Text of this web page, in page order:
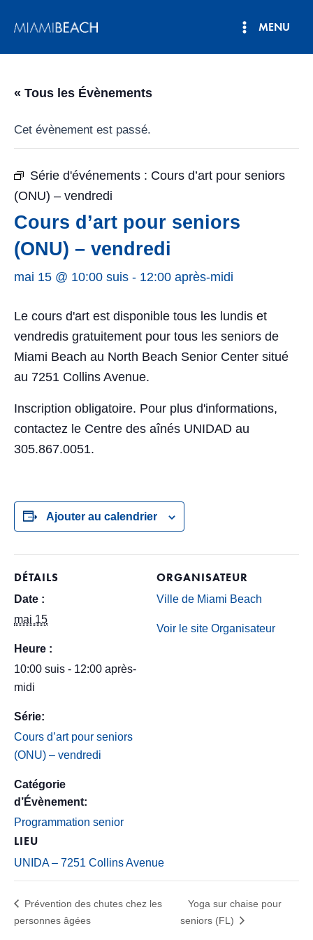
MENU
« Tous les Évènements
Cet évènement est passé.
Série d'événements : Cours d’art pour seniors
(ONU) – vendredi
Cours d’art pour seniors
(ONU) – vendredi
mai 15 @ 10:00 suis - 12:00 après-midi
Le cours d'art est disponible tous les lundis et
vendredis gratuitement pour tous les seniors de
Miami Beach au North Beach Senior Center situé
au 7251 Collins Avenue.
Inscription obligatoire. Pour plus d'informations,
contactez le Centre des aînés UNIDAD au
305.867.0051.
Ajouter au calendrier
DÉTAILS
Date :
mai 15
Heure :
10:00 suis - 12:00 après-
midi
Série:
Cours d’art pour seniors
(ONU) – vendredi
Catégorie
d’Évènement:
Programmation senior
LIEU
UNIDA – 7251 Collins Avenue
ORGANISATEUR
Ville de Miami Beach
Voir le site Organisateur
Prévention des chutes chez les
personnes âgées
Yoga sur chaise pour
seniors (FL)